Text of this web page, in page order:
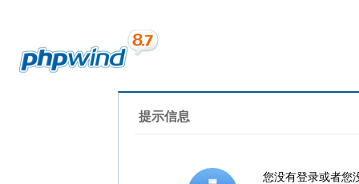
提示信息
您没有登录或者您